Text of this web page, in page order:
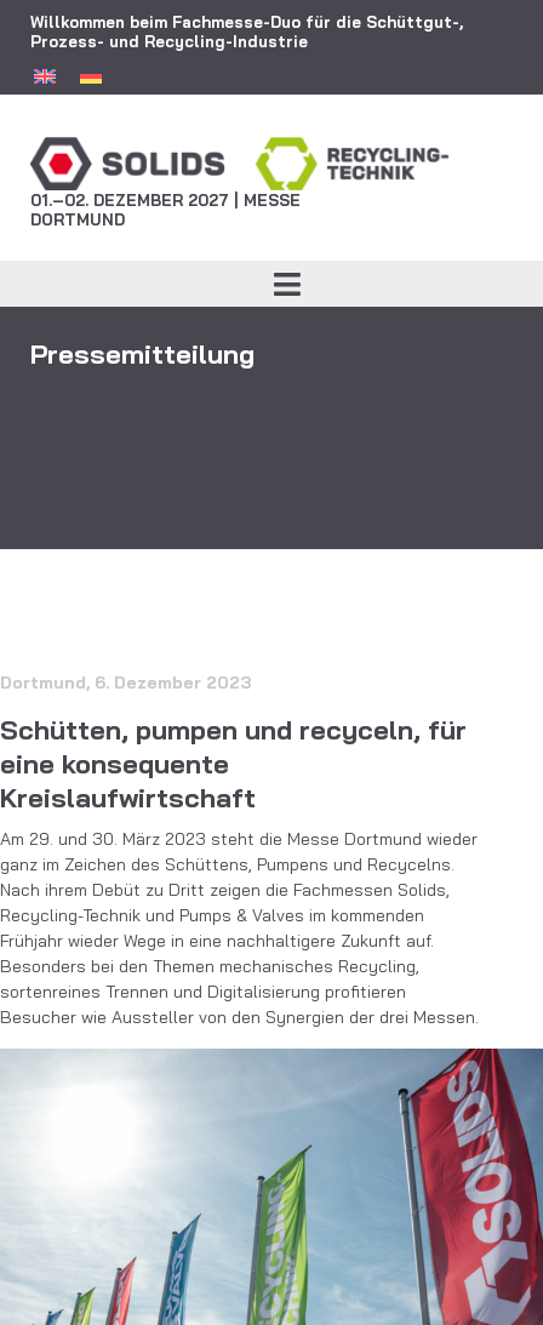
Willkommen beim Fachmesse-Duo für die Schüttgut-,
Prozess- und Recycling-Industrie
01.–02. DEZEMBER 2027 | MESSE
DORTMUND
Pressemitteilung
Dortmund, 6. Dezember 2023
Schütten, pumpen und recyceln, für
eine konsequente
Kreislaufwirtschaft
Am 29. und 30. März 2023 steht die Messe Dortmund wieder
ganz im Zeichen des Schüttens, Pumpens und Recycelns.
Nach ihrem Debüt zu Dritt zeigen die Fachmessen Solids,
Recycling-Technik und Pumps & Valves im kommenden
Frühjahr wieder Wege in eine nachhaltigere Zukunft auf.
Besonders bei den Themen mechanisches Recyc­ling,
sortenreines Trennen und Digitalisierung profitieren
Besucher wie Aussteller von den Synergien der drei Messen.